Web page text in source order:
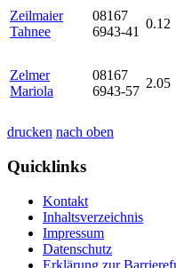
Zeilmaier
Tahnee
08167
6943-41
0.12
Zelmer
Mariola
08167
6943-57
2.05
drucken nach oben
Quicklinks
Kontakt
Inhaltsverzeichnis
Impressum
Datenschutz
Erklärung zur